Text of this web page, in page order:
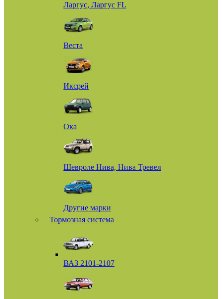
Ларгус, Ларгус FL
Веста
Иксрей
Ока
Шевроле Нива, Нива Тревел
Другие марки
Тормозная система
ВАЗ 2101-2107